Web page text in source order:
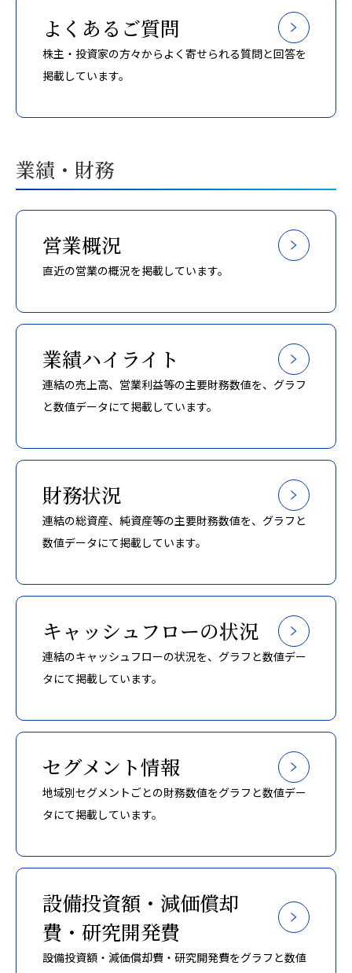
よくあるご質問
株主・投資家の方々からよく寄せられる質問と回答を
掲載しています。
業績・財務
営業概況
直近の営業の概況を掲載しています。
業績ハイライト
連結の売上高、営業利益等の主要財務数値を、グラフ
と数値データにて掲載しています。
財務状況
連結の総資産、純資産等の主要財務数値を、グラフと
数値データにて掲載しています。
キャッシュフローの状況
連結のキャッシュフローの状況を、グラフと数値デー
タにて掲載しています。
セグメント情報
地域別セグメントごとの財務数値をグラフと数値デー
タにて掲載しています。
設備投資額・減価償却
費・研究開発費
設備投資額・減価償却費・研究開発費をグラフと数値